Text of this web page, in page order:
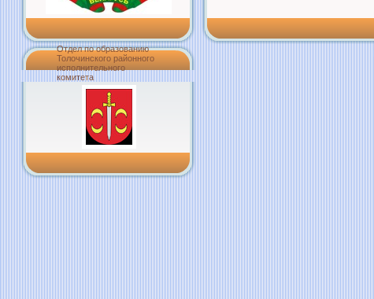
Отдел по образованию
Толочинского районного
исполнительного
комитета